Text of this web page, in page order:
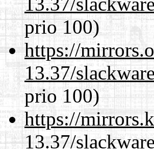
prio 100)
https://
13.37/
prio 100)
https://
13.37/